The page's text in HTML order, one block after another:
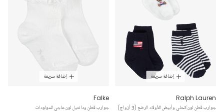
إضافة سريعة
Ralph Lauren
جوارب قطن لون كحلي وأبيض للأولاد الرضع (3 أزواج)
إضافة سريعة
Falke
جوارب قطن ودانتيل لون عاجي للمولودات